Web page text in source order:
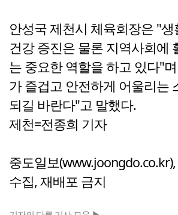
안성국 제천시 체육회장은 "
건강 증진은 물론 지역사회에
는 중요한 역할을 하고 있다"
가 즐겁고 안전하게 어울리는
되길 바란다"고 말했다.
제천=전종희 기자
중도일보
수집, 재배포 금지